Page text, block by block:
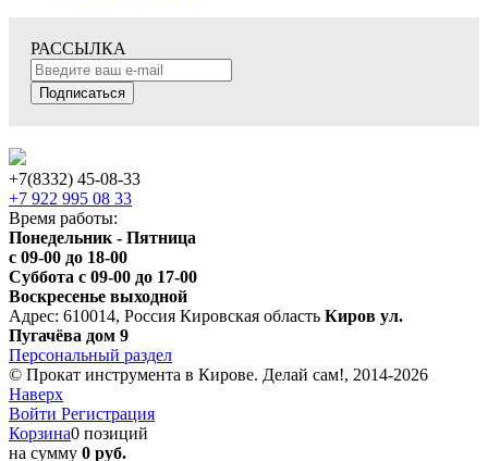
РАССЫЛКА
Подписаться
+7(8332) 45-08-33
+7 922 995 08 33
Время работы:
Понедельник - Пятница
с 09-00 до 18-00
Суббота с 09-00 до 17-00
Воскресенье выходной
Адрес: 610014, Россия Кировская область Киров ул.
Пугачёва дом 9
Персональный раздел
© Прокат инструмента в Кирове. Делай сам!, 2014-2026
Наверх
Войти Регистрация
Корзина0 позиций
на сумму 0 руб.